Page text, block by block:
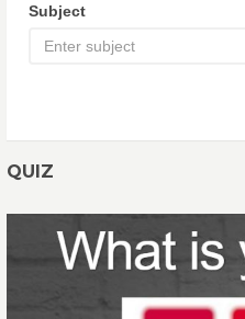
Subject
QUIZ